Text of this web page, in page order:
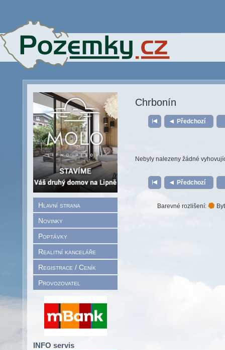
Hlavní strana
Novinky
Poptávky
Realitní kanceláře
Registrace / Ceník
Provozovatel
INFO servis
Chrbonín
Předchozí
Nebyly nalezeny žádné
Předchozí
Barevné rozlišení: